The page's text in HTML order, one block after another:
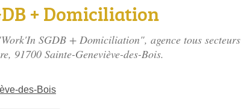
+ Domiciliation
SGDB + Domiciliation", agence tous secteurs
, 91700 Sainte-Geneviève-des-Bois.
des-Bois